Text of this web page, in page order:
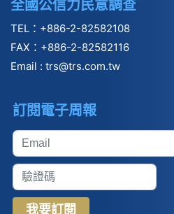
全國公信力民意調查
TEL：+886-2-82582108
FAX：+886-2-82582116
Email : trs@trs.com.tw
訂閱電子周報
我要訂閱